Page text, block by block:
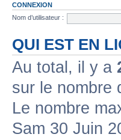
CONNEXION
Nom d’utilisateur :
QUI EST EN
Au total, il y a
sur le nombre
Le nombre
Sam 30 Juin